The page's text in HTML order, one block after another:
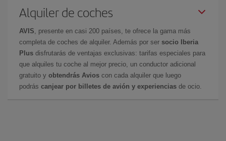
Alquiler de coches
AVIS , presente en casi 200 países, te ofrece la gama más
completa de coches de alquiler. Además por ser socio Iberia
Plus disfrutarás de ventajas exclusivas: tarifas especiales para
que alquiles tu coche al mejor precio, un conductor adicional
gratuito y obtendrás Avios con cada alquiler que luego
podrás canjear por billetes de avión y experiencias de ocio.